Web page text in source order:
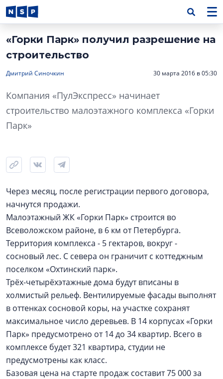
«Горки Парк» получил разрешение на
строительство
Дмитрий Синочкин 30 марта 2016 в 05:30
Компания «ПулЭкспресс» начинает
строительство малоэтажного комплекса «Горки
Парк»
Через месяц, после регистрации первого договора,
начнутся продажи.
Малоэтажный ЖК «Горки Парк» строится во
Всеволожском районе, в 6 км от Петербурга.
Территория комплекса - 5 гектаров, вокруг -
сосновый лес. С севера он граничит с коттеджным
поселком «Охтинский парк».
Трёх-четырёхэтажные дома будут вписаны в
холмистый рельеф. Вентилируемые фасады выполнят
в оттенках сосновой коры, на участке сохранят
максимальное число деревьев. В 14 корпусах «Горки
Парк» предусмотрено от 14 до 34 квартир. Всего в
комплексе будет 321 квартира, студии не
предусмотрены как класс.
Базовая цена на старте продаж составит 75 000 за